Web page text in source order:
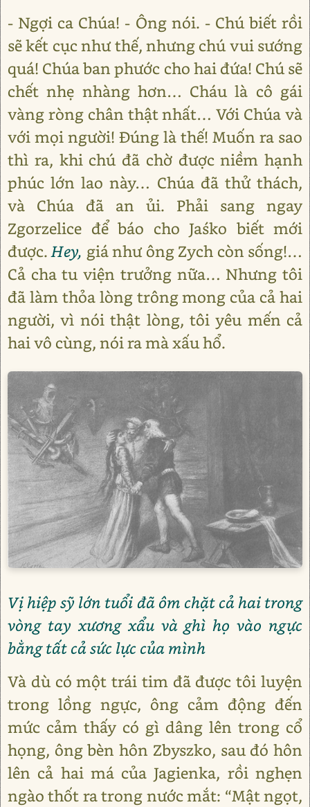
- Ngợi ca Chúa! - Ông nói. - Chú biết rồi
sẽ kết cục như thế, nhưng chú vui sướng
quá! Chúa ban phước cho hai đứa! Chú sẽ
chết nhẹ nhàng hơn… Cháu là cô gái
vàng ròng chân thật nhất… Với Chúa và
với mọi người! Đúng là thế! Muốn ra sao
thì ra, khi chú đã chờ được niềm hạnh
phúc lớn lao này… Chúa đã thử thách,
và Chúa đã an ủi. Phải sang ngay
Zgorzelice để báo cho Jaśko biết mới
được.Hey, giá như ông Zych còn sống!…
Cả cha tu viện trưởng nữa… Nhưng tôi
đã làm thỏa lòng trông mong của cả hai
người, vì nói thật lòng, tôi yêu mến cả
hai vô cùng, nói ra mà xấu hổ.
Vị hiệp sỹ lớn tuổi đã ôm chặt cả hai trong
vòng tay xương xẩu và ghì họ vào ngực
bằng tất cả sức lực của mình
Và dù có một trái tim đã được tôi luyện
trong lồng ngực, ông cảm động đến
mức cảm thấy có gì dâng lên trong cổ
họng, ông bèn hôn Zbyszko, sau đó hôn
lên cả hai má của Jagienka, rồi nghẹn
ngào thốt ra trong nước mắt: “Mật ngọt,